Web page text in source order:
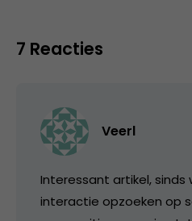
7 Reacties
Veerl
Interessant artikel, sinds
interactie opzoeken op